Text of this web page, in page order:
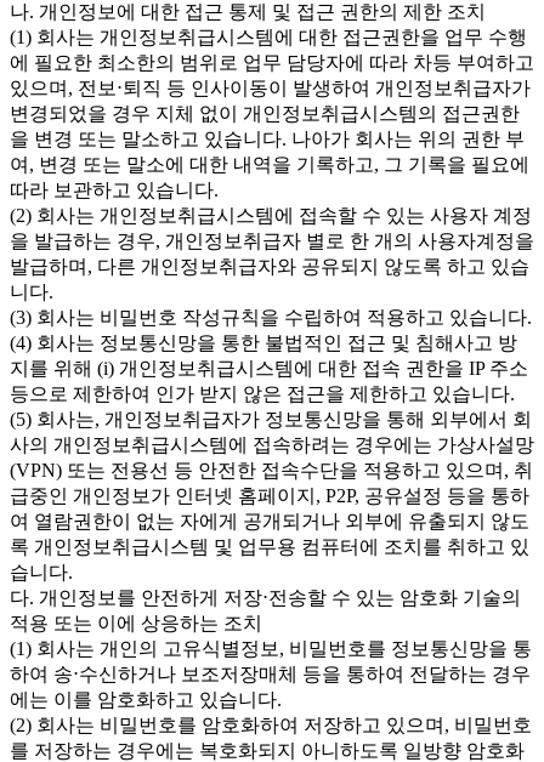
나. 개인정보에 대한 접근 통제 및 접근 권한의 제한 조치
(1) 회사는 개인정보취급시스템에 대한 접근권한을 업무 수행
에 필요한 최소한의 범위로 업무 담당자에 따라 차등 부여하고
있으며, 전보⋅퇴직 등 인사이동이 발생하여 개인정보취급자가
변경되었을 경우 지체 없이 개인정보취급시스템의 접근권한
을 변경 또는 말소하고 있습니다. 나아가 회사는 위의 권한 부
여, 변경 또는 말소에 대한 내역을 기록하고, 그 기록을 필요에
따라 보관하고 있습니다.
(2) 회사는 개인정보취급시스템에 접속할 수 있는 사용자 계정
을 발급하는 경우, 개인정보취급자 별로 한 개의 사용자계정을
발급하며, 다른 개인정보취급자와 공유되지 않도록 하고 있습
니다.
(3) 회사는 비밀번호 작성규칙을 수립하여 적용하고 있습니다.
(4) 회사는 정보통신망을 통한 불법적인 접근 및 침해사고 방
지를 위해 (i) 개인정보취급시스템에 대한 접속 권한을 IP 주소
등으로 제한하여 인가 받지 않은 접근을 제한하고 있습니다.
(5) 회사는, 개인정보취급자가 정보통신망을 통해 외부에서 회
사의 개인정보취급시스템에 접속하려는 경우에는 가상사설망
(VPN) 또는 전용선 등 안전한 접속수단을 적용하고 있으며, 취
급중인 개인정보가 인터넷 홈페이지, P2P, 공유설정 등을 통하
여 열람권한이 없는 자에게 공개되거나 외부에 유출되지 않도
록 개인정보취급시스템 및 업무용 컴퓨터에 조치를 취하고 있
습니다.
다. 개인정보를 안전하게 저장⋅전송할 수 있는 암호화 기술의
적용 또는 이에 상응하는 조치
(1) 회사는 개인의 고유식별정보, 비밀번호를 정보통신망을 통
하여 송⋅수신하거나 보조저장매체 등을 통하여 전달하는 경우
에는 이를 암호화하고 있습니다.
(2) 회사는 비밀번호를 암호화하여 저장하고 있으며, 비밀번호
를 저장하는 경우에는 복호화되지 아니하도록 일방향 암호화